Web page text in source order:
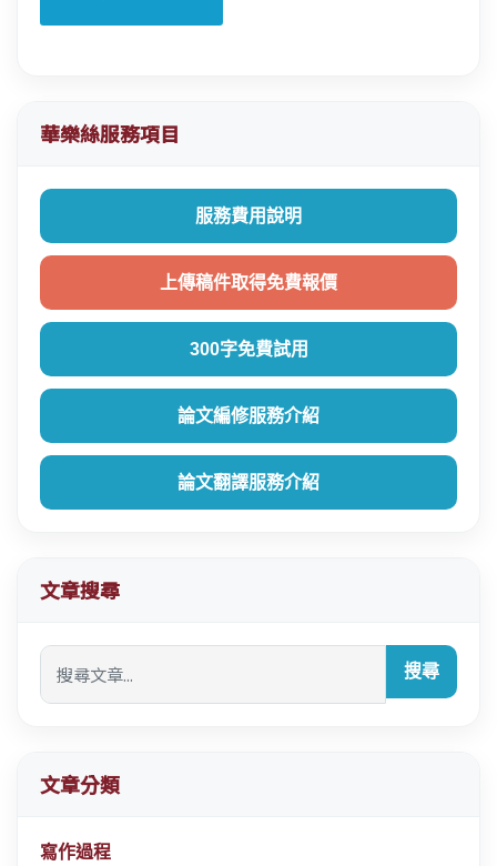
華樂絲服務項目
服務費用說明
上傳稿件取得免費報價
300字免費試用
論文編修服務介紹
論文翻譯服務介紹
文章搜尋
搜尋
文章分類
寫作過程